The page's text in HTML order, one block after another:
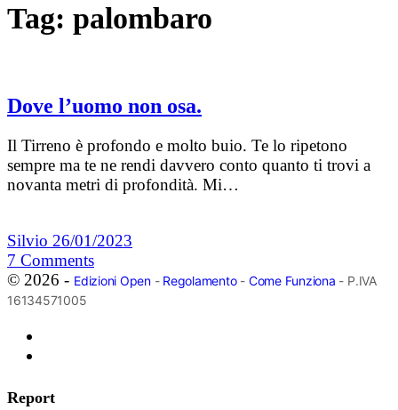
Tag: palombaro
Dove l’uomo non osa.
Il Tirreno è profondo e molto buio. Te lo ripetono
sempre ma te ne rendi davvero conto quanto ti trovi a
novanta metri di profondità. Mi…
Silvio 26/01/2023
7 Comments
© 2026 - Edizioni Open- Regolamento- Come Funziona - P.IVA
16134571005
Report